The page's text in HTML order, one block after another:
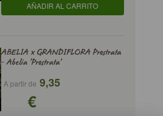
AÑADIR AL CARRITO
ABELIA x GRANDIFLORA Prostrata
- Abelia 'Prostrata'
A partir de 9,35
€